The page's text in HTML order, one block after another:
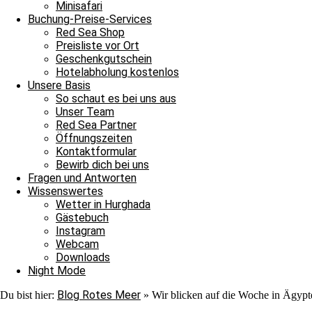
Minisafari
Buchung-Preise-Services
Red Sea Shop
Preisliste vor Ort
Geschenkgutschein
Hotelabholung kostenlos
Unsere Basis
So schaut es bei uns aus
Unser Team
Red Sea Partner
Öffnungszeiten
Kontaktformular
Bewirb dich bei uns
Fragen und Antworten
Wissenswertes
Wetter in Hurghada
Gästebuch
Instagram
Webcam
Downloads
Night Mode
Du bist hier: Blog Rotes Meer » Wir blicken auf die Woche in
gestartet!
Fast das ganze letzte Jahr konnte man nur über Kairo oder Istanbul
wenigen Städten.
Ab sofort kann man aber wieder von vielen verschiedenen
Beschränkungen recht schwierig für die meisten ist, ins Ausland zu
darüber freuen wir uns sehr!
Wir hatten bereits Anfang Dezember für euch diverse
mehr aktuell, doch ihr könnt euch auf den jeweiligen Websites der
Foto Credit: Egyptian Ministry of Tourism and Antiquities
Mumie mit goldener Zunge entdeckt
Letzte Woche entdeckten ägyptische Archäologen 16
Die Zunge ist ein Amulett aus Goldfolie und dient vermutlich dazu,
Facebook-Post.
Die Archäologen arbeiteten am Tempel von Taposiris Magna im
Diese hatte die Form einer Halskette, an der der Kopf eines Falken